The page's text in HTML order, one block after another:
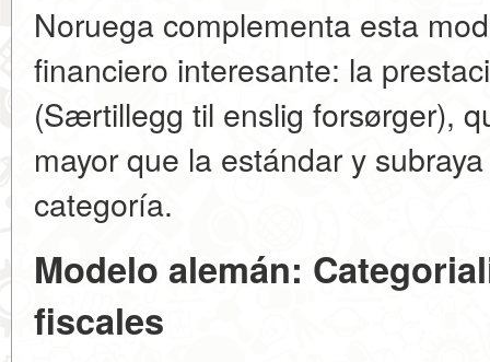
Noruega complementa esta
financiero interesante: la
(Særtillegg til enslig forsørger),
mayor que la estándar y
categoría.
Modelo alemán:
fiscales